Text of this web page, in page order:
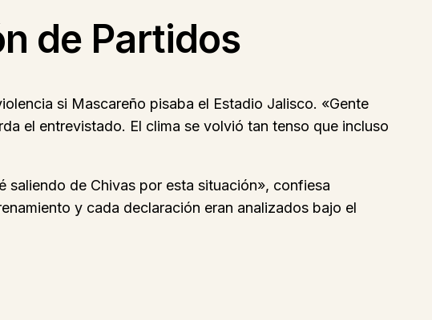
de Partidos
si Mascareño pisaba el Estadio Jalisco. «Gente
el entrevistado. El clima se volvió tan tenso que incluso
saliendo de Chivas por esta situación», confiesa
y cada declaración eran analizados bajo el